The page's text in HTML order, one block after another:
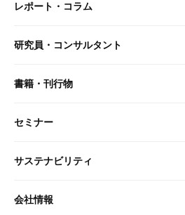
事業・ソリューション トップ
リサーチ
レポート・コラム
レポート・コラム トップ
最新のレポート・コラム
研究員・コンサルタント
研究員・コンサルタント トップ
研究員
書籍・刊行物
書籍・刊行物 トップ
書籍
セミナー
セミナー トップ
現在受付中のセミナー・イベント
サステナビリティ
サステナビリティの取り組み
会社情報